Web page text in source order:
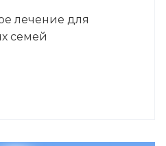
лечение для
семей